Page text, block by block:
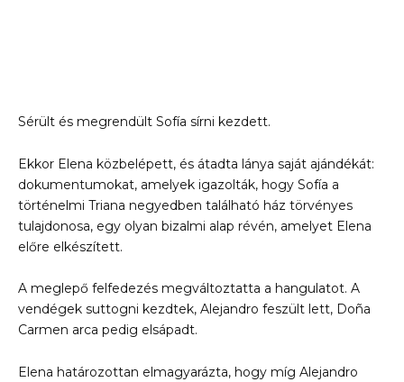
Sérült és megrendült Sofía sírni kezdett.
Ekkor Elena közbelépett, és átadta lánya saját ajándékát:
dokumentumokat, amelyek igazolták, hogy Sofía a
történelmi Triana negyedben található ház törvényes
tulajdonosa, egy olyan bizalmi alap révén, amelyet Elena
előre elkészített.
A meglepő felfedezés megváltoztatta a hangulatot. A
vendégek suttogni kezdtek, Alejandro feszült lett, Doña
Carmen arca pedig elsápadt.
Elena határozottan elmagyarázta, hogy míg Alejandro